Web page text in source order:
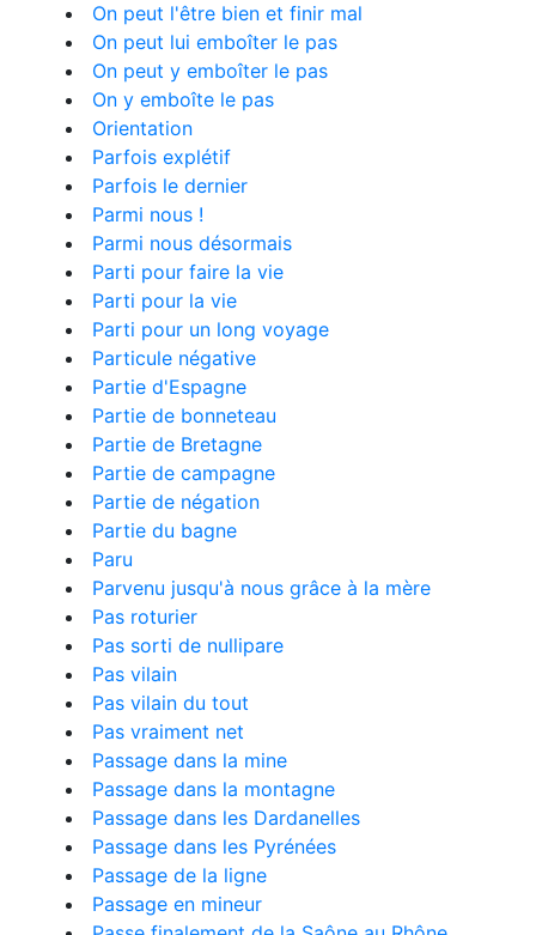
On peut l'être bien et finir mal
On peut lui emboîter le pas
On peut y emboîter le pas
On y emboîte le pas
Orientation
Parfois explétif
Parfois le dernier
Parmi nous !
Parmi nous désormais
Parti pour faire la vie
Parti pour la vie
Parti pour un long voyage
Particule négative
Partie d'Espagne
Partie de bonneteau
Partie de Bretagne
Partie de campagne
Partie de négation
Partie du bagne
Paru
Parvenu jusqu'à nous grâce à la mère
Pas roturier
Pas sorti de nullipare
Pas vilain
Pas vilain du tout
Pas vraiment net
Passage dans la mine
Passage dans la montagne
Passage dans les Dardanelles
Passage dans les Pyrénées
Passage de la ligne
Passage en mineur